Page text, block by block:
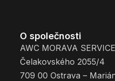
O společnosti
AWC MORAVA
Čelakovského 2055/4
709 00 Ostrava –